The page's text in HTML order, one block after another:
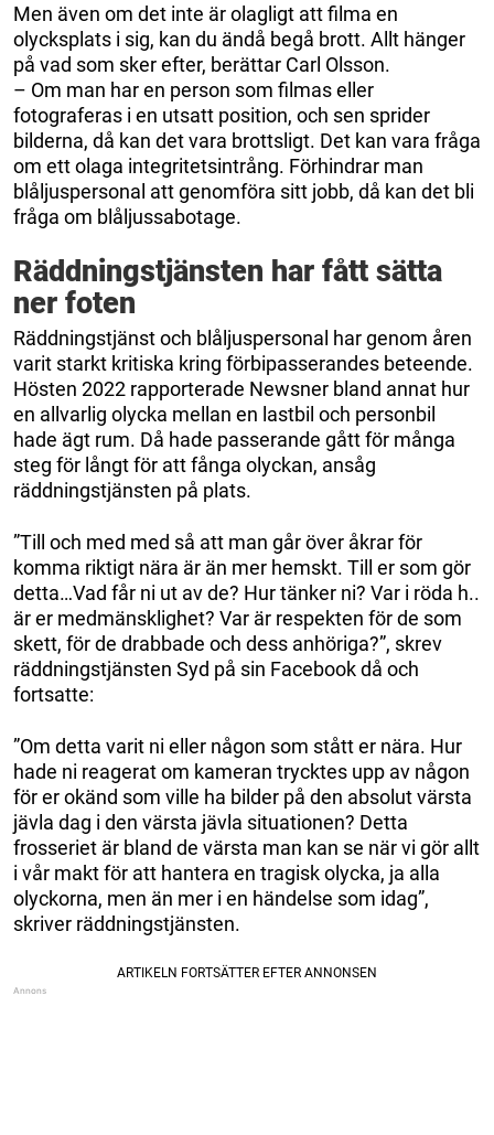
Men även om det inte är olagligt att filma en
olycksplats i sig, kan du ändå begå brott. Allt hänger
på vad som sker efter, berättar Carl Olsson.
– Om man har en person som filmas eller
fotograferas i en utsatt position, och sen sprider
bilderna, då kan det vara brottsligt. Det kan vara fråga
om ett olaga integritetsintrång. Förhindrar man
blåljuspersonal att genomföra sitt jobb, då kan det bli
fråga om blåljussabotage.
Räddningstjänsten har fått sätta
ner foten
Räddningstjänst och blåljuspersonal har genom åren
varit starkt kritiska kring förbipasserandes beteende.
Hösten 2022 rapporterade Newsner bland annat hur
en allvarlig olycka mellan en lastbil och personbil
hade ägt rum. Då hade passerande gått för många
steg för långt för att fånga olyckan, ansåg
räddningstjänsten på plats.
”Till och med med så att man går över åkrar för
komma riktigt nära är än mer hemskt. Till er som gör
detta…Vad får ni ut av de? Hur tänker ni? Var i röda h..
är er medmänsklighet? Var är respekten för de som
skett, för de drabbade och dess anhöriga?”, skrev
räddningstjänsten Syd på sin Facebook då och
fortsatte:
”Om detta varit ni eller någon som stått er nära. Hur
hade ni reagerat om kameran trycktes upp av någon
för er okänd som ville ha bilder på den absolut värsta
jävla dag i den värsta jävla situationen? Detta
frosseriet är bland de värsta man kan se när vi gör allt
i vår makt för att hantera en tragisk olycka, ja alla
olyckorna, men än mer i en händelse som idag”,
skriver räddningstjänsten.